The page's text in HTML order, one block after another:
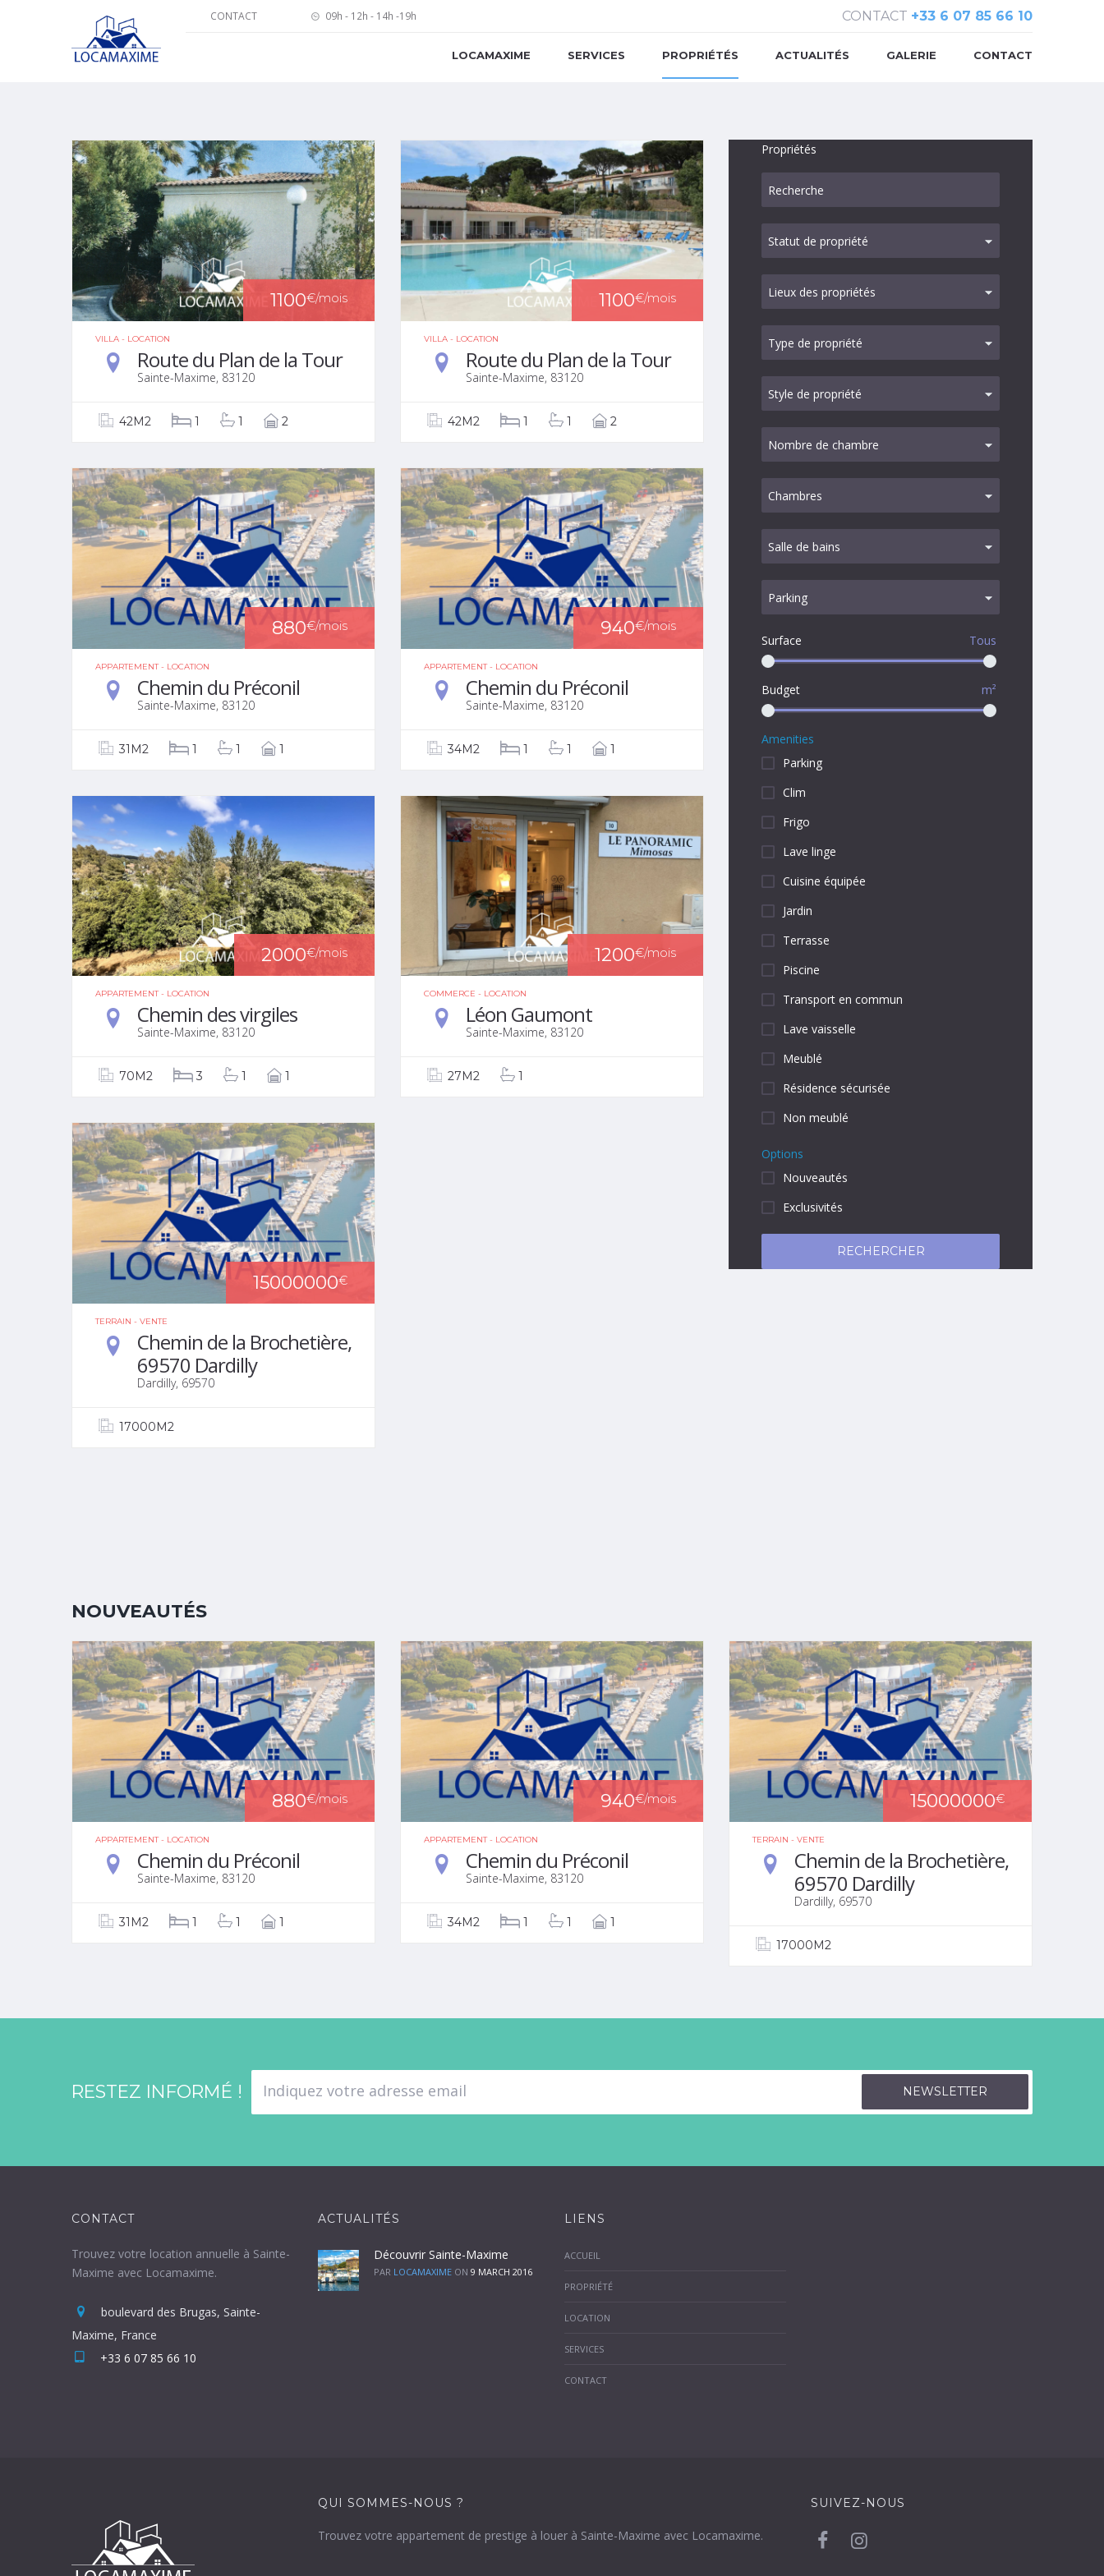
CONTACT 09h - 12h - 14h -19h CONTACT ‭+33 6 07 85 66 10‬
LOCAMAXIME SERVICES PROPRIÉTÉS ACTUALITÉS GALERIE CONTACT
1100€/mois
VILLA - LOCATION
Route du Plan de la Tour
Sainte-Maxime, 83120
42M2 1 1 2
1100€/mois
VILLA - LOCATION
Route du Plan de la Tour
Sainte-Maxime, 83120
42M2 1 1 2
880€/mois
APPARTEMENT - LOCATION
Chemin du Préconil
Sainte-Maxime, 83120
31M2 1 1 1
940€/mois
APPARTEMENT - LOCATION
Chemin du Préconil
Sainte-Maxime, 83120
34M2 1 1 1
2000€/mois
APPARTEMENT - LOCATION
Chemin des virgiles
Sainte-Maxime, 83120
70M2 3 1 1
1200€/mois
COMMERCE - LOCATION
Léon Gaumont
Sainte-Maxime, 83120
27M2 1
15000000€
TERRAIN - VENTE
Chemin de la Brochetière,
69570 Dardilly
Dardilly, 69570
17000M2
Propriétés
Surface Tous
Budget m²
Amenities
Parking
Clim
Frigo
Lave linge
Cuisine équipée
Jardin
Terrasse
Piscine
Transport en commun
Lave vaisselle
Meublé
Résidence sécurisée
Non meublé
Options
Nouveautés
Exclusivités
NOUVEAUTÉS
880€/mois
APPARTEMENT - LOCATION
Chemin du Préconil
Sainte-Maxime, 83120
31M2 1 1 1
940€/mois
APPARTEMENT - LOCATION
Chemin du Préconil
Sainte-Maxime, 83120
34M2 1 1 1
15000000€
TERRAIN - VENTE
Chemin de la Brochetière,
69570 Dardilly
Dardilly, 69570
17000M2
RESTEZ INFORMÉ !
CONTACT
Trouvez votre location annuelle à Sainte-
Maxime avec Locamaxime.
boulevard des Brugas, Sainte-
Maxime, France
+33 6 07 85 66 10‬
ACTUALITÉS
Découvrir Sainte-Maxime
PAR LOCAMAXIME ON 9 MARCH 2016
LIENS
ACCUEIL
PROPRIÉTÉ
LOCATION
SERVICES
CONTACT
QUI SOMMES-NOUS ?
Trouvez votre appartement de prestige à louer à Sainte-Maxime avec Locamaxime.
SUIVEZ-NOUS